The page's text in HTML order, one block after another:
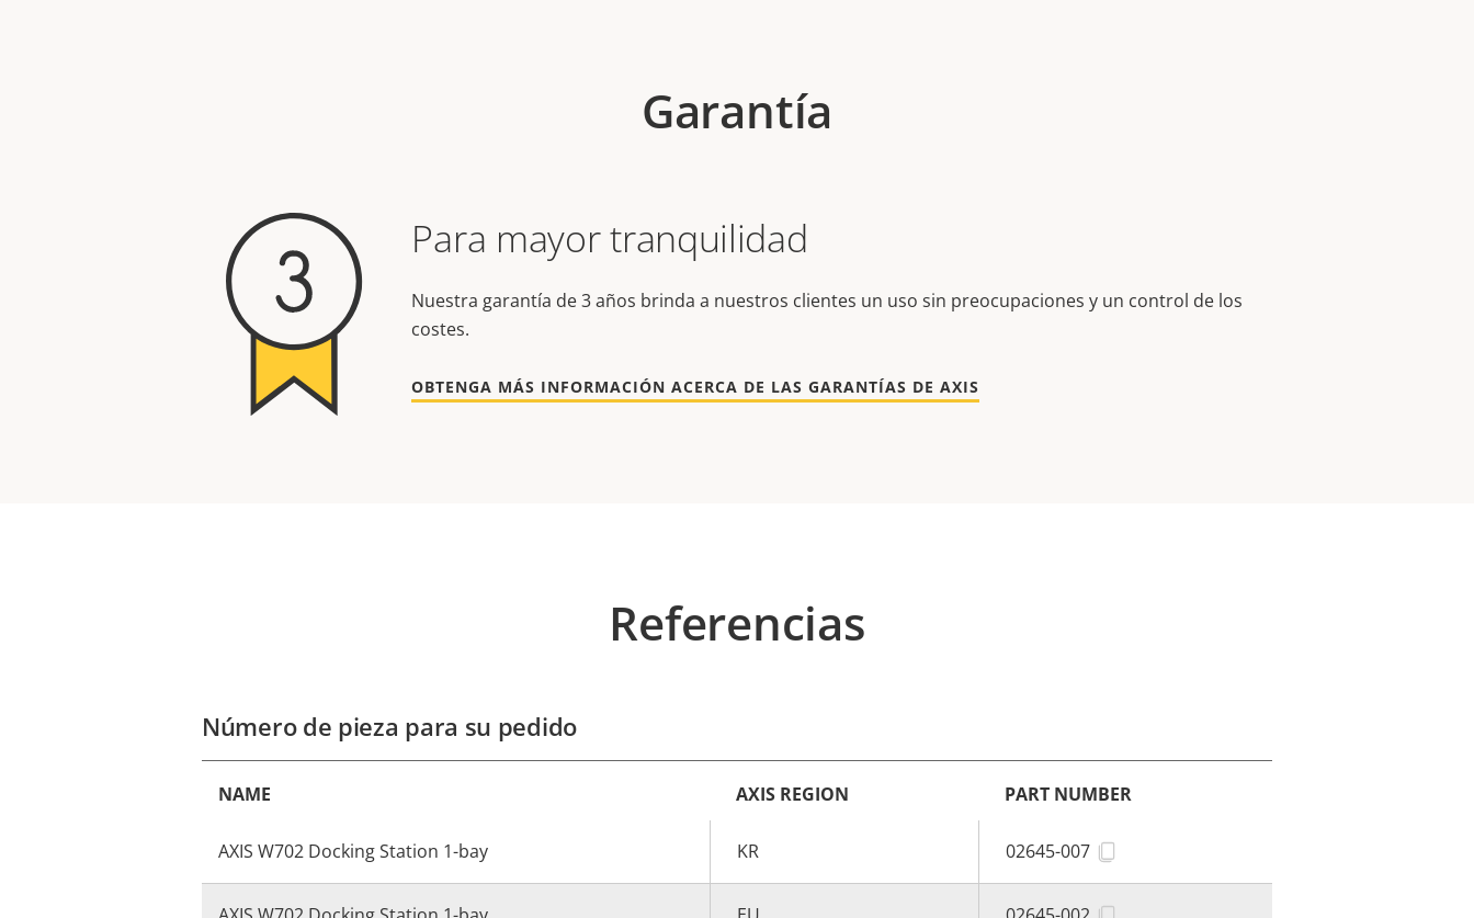
Garantía
Para mayor tranquilidad
Nuestra garantía de 3 años brinda a nuestros clientes un uso sin preocupaciones y un control de los
costes.
OBTENGA MÁS INFORMACIÓN ACERCA DE LAS GARANTÍAS DE AXIS
Referencias
Número de pieza para su pedido
NAME AXIS REGION PART NUMBER
AXIS W702 Docking Station 1-bay KR 02645-007